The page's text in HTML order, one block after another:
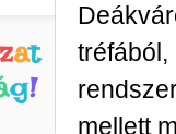
mellett